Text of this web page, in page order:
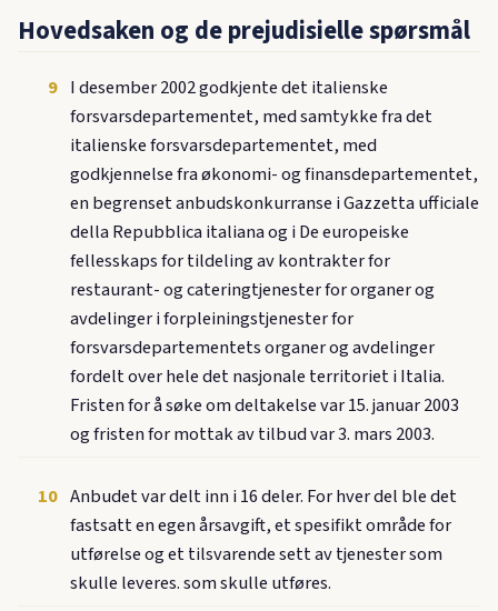
Hovedsaken og de prejudisielle spørsmål
9 I desember 2002 godkjente det italienske
forsvarsdepartementet, med samtykke fra det
italienske forsvarsdepartementet, med
godkjennelse fra økonomi- og finansdepartementet,
en begrenset anbudskonkurranse i Gazzetta ufficiale
della Repubblica italiana og i De europeiske
fellesskaps for tildeling av kontrakter for
restaurant- og cateringtjenester for organer og
avdelinger i forpleiningstjenester for
forsvarsdepartementets organer og avdelinger
fordelt over hele det nasjonale territoriet i Italia.
Fristen for å søke om deltakelse var 15. januar 2003
og fristen for mottak av tilbud var 3. mars 2003.
10 Anbudet var delt inn i 16 deler. For hver del ble det
fastsatt en egen årsavgift, et spesifikt område for
utførelse og et tilsvarende sett av tjenester som
skulle leveres. som skulle utføres.